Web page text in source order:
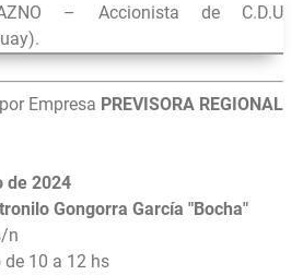
– Accionista de C.D.U
Empresa PREVISORA REGIONAL
de 2024
Gongorra García "Bocha"
n
10 a 12 hs